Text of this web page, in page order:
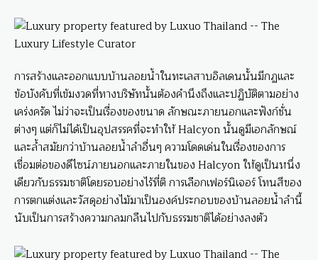
การสร้างและออกแบบบ้านลอยน้ำในทะเลสาบอิลเดนนั้นมีกฏและ
ข้อบังคับที่เข้มงวดที่ทางบริษัทนั้นต้องคำนึงถึงและปฏิบัติตามอย่าง
เคร่งครัด ไม่ว่าจะเป็นเรื่องของขนาด ลักษณะภายนอกและฟังก์ชั่น
ต่างๆ แต่ก็ไม่ได้เป็นอุปสรรคที่จะทำให้ Halcyon นั้นดูมีเอกลักษณ์
และล้ำสมัยกว่าบ้านลอยน้ำลำอื่นๆ ความโดดเด่นในเรื่องของการ
เชื่อมต่อของดีไซน์ภายนอกและภายในของ Halcyon ให้ดูเป็นหนึ่ง
เดียวกับธรรมชาติโดยรอบอย่างไร้ที่ติ การเลือกเฟอร์นิเจอร์ โทนสีของ
การตกแต่งและวัสดุอย่างไม้มาเป็นองค์ประกอบของบ้านลอยน้ำลำนี้
นับเป็นการสร้างความกลมกลืนไปกับธรรมชาติได้อย่างลงตัว